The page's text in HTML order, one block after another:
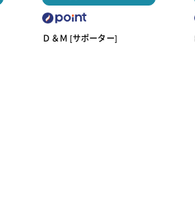
Ｄ＆Ｍ [サポーター]